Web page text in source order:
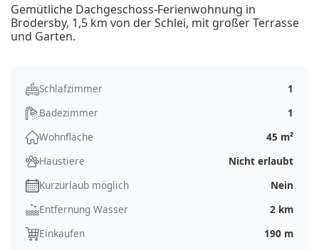
Gemütliche Dachgeschoss-Ferienwohnung in
Brodersby, 1,5 km von der Schlei, mit großer Terrasse
und Garten.
Schlafzimmer
1
Badezimmer
1
Wohnfläche
45 m²
Haustiere
Nicht erlaubt
Kurzurlaub möglich
Nein
Entfernung Wasser
2 km
Einkaufen
190 m